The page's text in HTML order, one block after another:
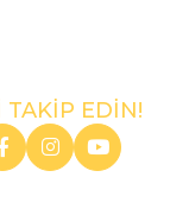
TAKİP EDİN!